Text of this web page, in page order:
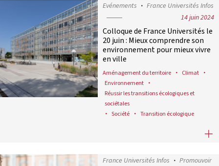
Evénements
France Universités Infos
14 juin 2024
Colloque de France Universités le
20 juin : Mieux comprendre son
environnement pour mieux vivre
en ville
Aménagement du territoire
Climat
Environnement
Réussir les transitions écologiques et
sociétales
Société
Transition écologique
Colloque de France Universités
France Universités Infos
Promouvoir